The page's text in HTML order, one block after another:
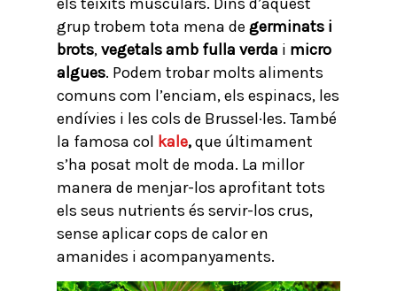
grup trobem tota mena de germinats i
brots,vegetals amb fulla verda i micro
algues. Podem trobar molts aliments
comuns com l’enciam, els espinacs, les
endívies i les cols de Brussel·les. També
la famosa col kale,que últimament
s’ha posat molt de moda. La millor
manera de menjar-los aprofitant tots
els seus nutrients és servir-los crus,
sense aplicar cops de calor en
amanides i acompanyaments.